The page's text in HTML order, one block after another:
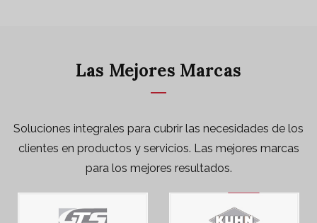
Las Mejores Marcas
Soluciones integrales para cubrir las necesidades de los
clientes en productos y servicios. Las mejores marcas
para los mejores resultados.